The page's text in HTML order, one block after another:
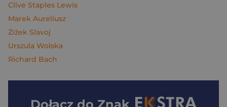
Clive Staples Lewis
Marek Aureliusz
Żiżek Slavoj
Urszula Wolska
Richard Bach